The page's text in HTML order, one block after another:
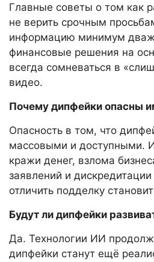
Главные советы о том как
не верить срочным
информацию минимум
финансовые решения на
всегда сомневаться в
видео.
Почему дипфейки опасны
Опасность в том, что
массовыми и доступными.
кражи денег, взлома
заявлений и
отличить подделку
Будут ли дипфейки
Да. Технологии ИИ
дипфейки станут ещё